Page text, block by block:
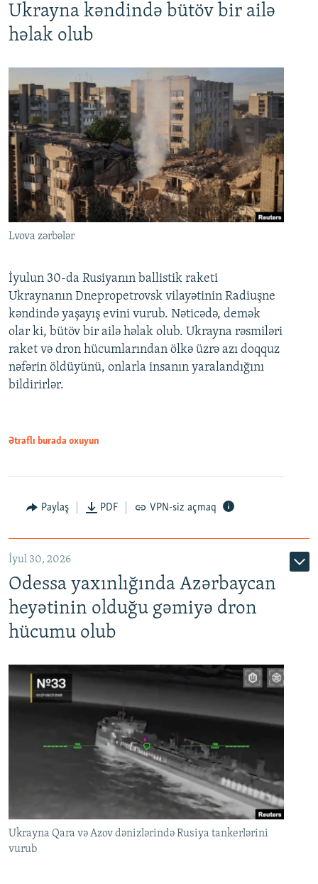
Ukrayna kəndində bütöv bir ailə
həlak olub
Lvova zərbələr
İyulun 30-da Rusiyanın ballistik raketi
Ukraynanın Dnepropetrovsk vilayətinin Radiuşne
kəndində yaşayış evini vurub. Nəticədə, demək
olar ki, bütöv bir ailə həlak olub. Ukrayna rəsmiləri
raket və dron hücumlarından ölkə üzrə azı doqquz
nəfərin öldüyünü, onlarla insanın yaralandığını
bildirirlər.
Ətraflı burada oxuyun
Paylaş PDF VPN-siz açmaq
İyul 30, 2026
Odessa yaxınlığında Azərbaycan
heyətinin olduğu gəmiyə dron
hücumu olub
Ukrayna Qara və Azov dənizlərində Rusiya tankerlərini
vurub